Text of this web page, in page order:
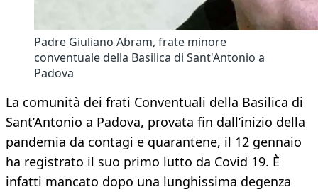
Padre Giuliano Abram, frate minore
conventuale della Basilica di Sant'Antonio a
Padova
La comunità dei frati Conventuali della Basilica di
Sant’Antonio a Padova, provata fin dall’inizio della
pandemia da contagi e quarantene, il 12 gennaio
ha registrato il suo primo lutto da Covid 19. È
infatti mancato dopo una lunghissima degenza